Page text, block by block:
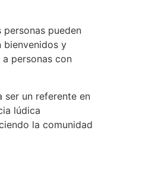
pueden
bienvenidos y
personas con
ser un referente en
lúdica
la comunidad